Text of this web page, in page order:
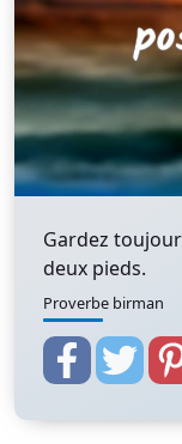
Gardez
deux pieds.
Proverbe birman